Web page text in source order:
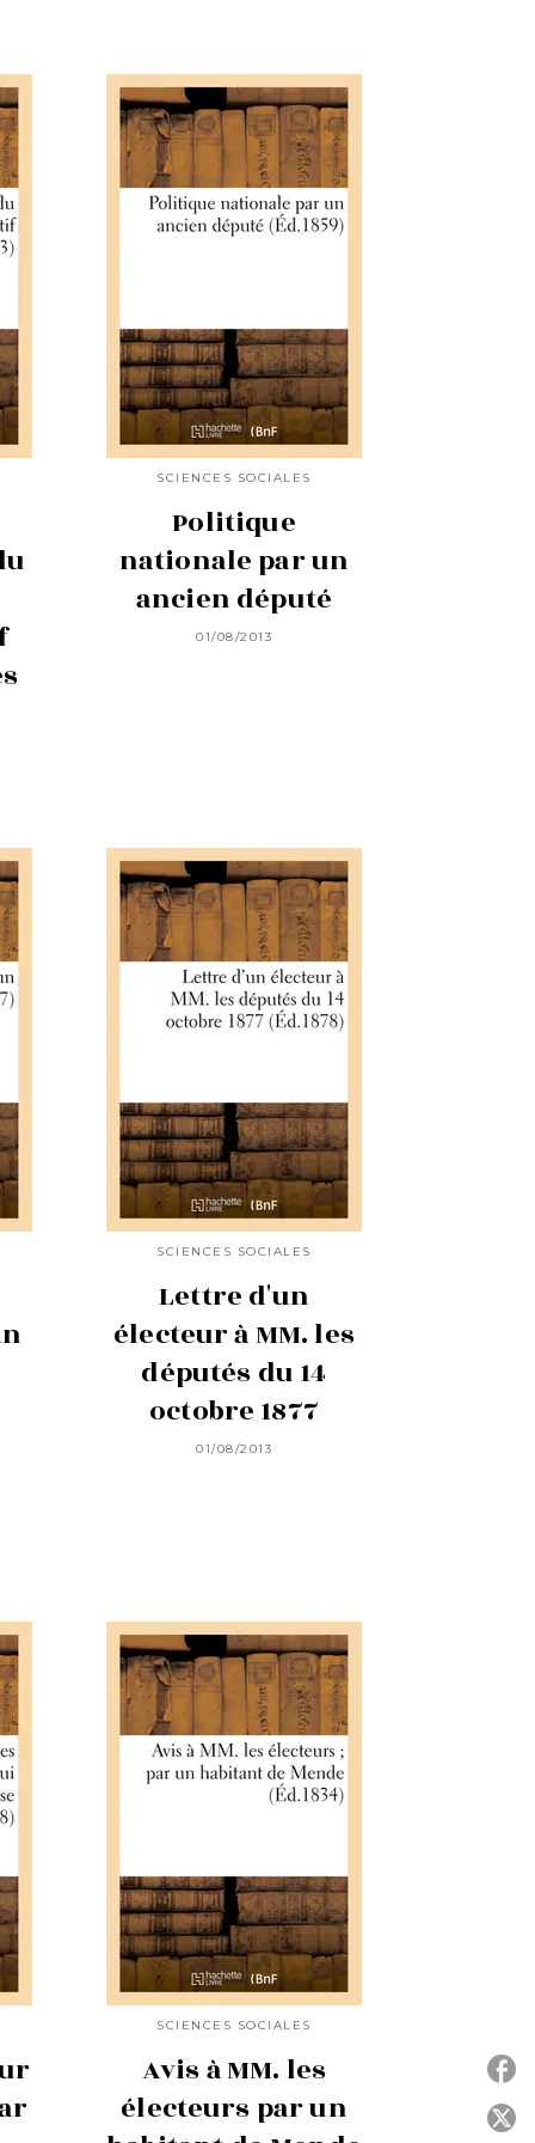
SCIENCES SOCIALES
Politique
nationale par un
ancien député
01/08/2013
SCIENCES SOCIALES
Lettre d'un
électeur à MM. les
députés du 14
octobre 1877
01/08/2013
SCIENCES SOCIALES
Avis à MM. les
électeurs par un